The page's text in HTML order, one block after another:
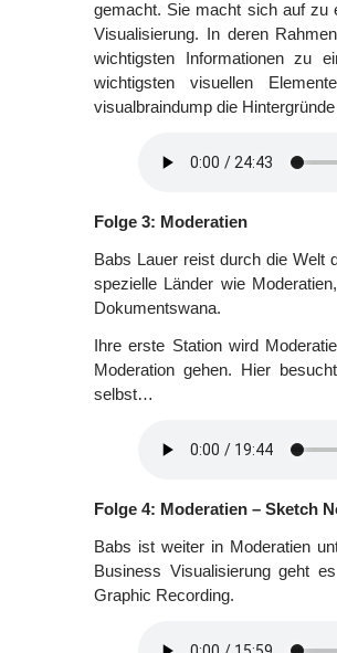
gemacht. Sie macht sich auf zu
Visualisierung. In deren
wichtigsten Informationen zu
wichtigsten visuellen
visualbraindump die
Folge 3: Moderatien
Babs Lauer reist durch die Welt
spezielle Länder wie
Dokumentswana.
Ihre erste Station wird
Moderation gehen. Hier
selbst…
Folge 4: Moderatien – Sketch
Babs ist weiter in Moderatien
Business Visualisierung geht
Graphic Recording.